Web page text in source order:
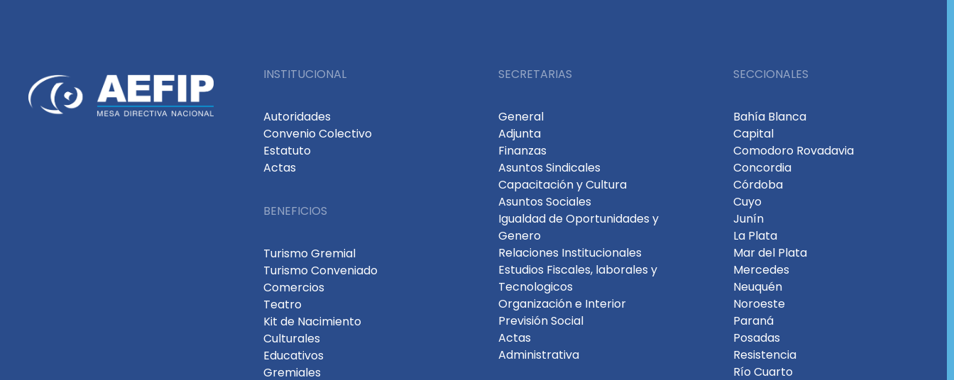
INSTITUCIONAL
Autoridades
Convenio Colectivo
Estatuto
Actas
BENEFICIOS
Turismo Gremial
Turismo Conveniado
Comercios
Teatro
Kit de Nacimiento
Culturales
Educativos
Gremiales
SECRETARIAS
General
Adjunta
Finanzas
Asuntos Sindicales
Capacitación y Cultura
Asuntos Sociales
Igualdad de Oportunidades y
Genero
Relaciones Institucionales
Estudios Fiscales, laborales y
Tecnologicos
Organización e Interior
Previsión Social
Actas
Administrativa
SECCIONALES
Bahía Blanca
Capital
Comodoro Rovadavia
Concordia
Córdoba
Cuyo
Junín
La Plata
Mar del Plata
Mercedes
Neuquén
Noroeste
Paraná
Posadas
Resistencia
Río Cuarto